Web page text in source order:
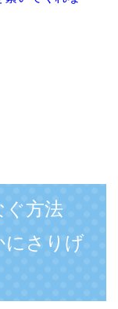
ぐ方法
さりげ